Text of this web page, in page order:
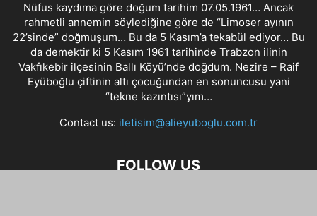
Nüfus kaydıma göre doğum tarihim 07.05.1961… Ancak
rahmetli annemin söylediğine göre de “Limoser ayının
22’sinde” doğmuşum… Bu da 5 Kasım’a tekabül ediyor… Bu
da demektir ki 5 Kasım 1961 tarihinde Trabzon ilinin
Vakfıkebir ilçesinin Ballı Köyü’nde doğdum. Nezire – Raif
Eyüboğlu çiftinin altı çocuğundan en sonuncusu yani
“tekne kazıntısı”yım…
Contact us: iletisim@alieyuboglu.com.tr
FOLLOW US